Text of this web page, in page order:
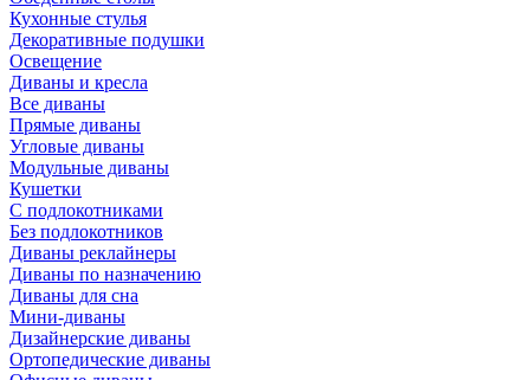
Кухонные стулья
Декоративные подушки
Освещение
Диваны и кресла
Все диваны
Прямые диваны
Угловые диваны
Модульные диваны
Кушетки
С подлокотниками
Без подлокотников
Диваны реклайнеры
Диваны по назначению
Диваны для сна
Мини-диваны
Дизайнерские диваны
Ортопедические диваны